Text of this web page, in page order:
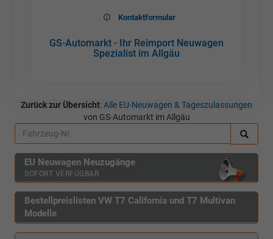
Kontaktformular
GS-Automarkt - Ihr Reimport Neuwagen
Spezialist im Allgäu
Zurück zur Übersicht:Alle EU-Neuwagen & Tageszulassungen
von GS-Automarkt im Allgäu
EU Neuwagen Neuzugänge
SOFORT VERFÜGBAR
Bestellpreislisten VW T7 California und T7 Multivan
Modelle